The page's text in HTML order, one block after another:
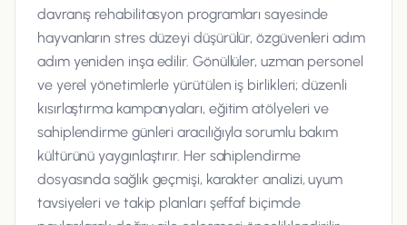
davranış rehabilitasyon programları sayesinde
hayvanların stres düzeyi düşürülür, özgüvenleri adım
adım yeniden inşa edilir. Gönüllüler, uzman personel
ve yerel yönetimlerle yürütülen iş birlikleri; düzenli
kısırlaştırma kampanyaları, eğitim atölyeleri ve
sahiplendirme günleri aracılığıyla sorumlu bakım
kültürünü yaygınlaştırır. Her sahiplendirme
dosyasında sağlık geçmişi, karakter analizi, uyum
tavsiyeleri ve takip planları şeffaf biçimde